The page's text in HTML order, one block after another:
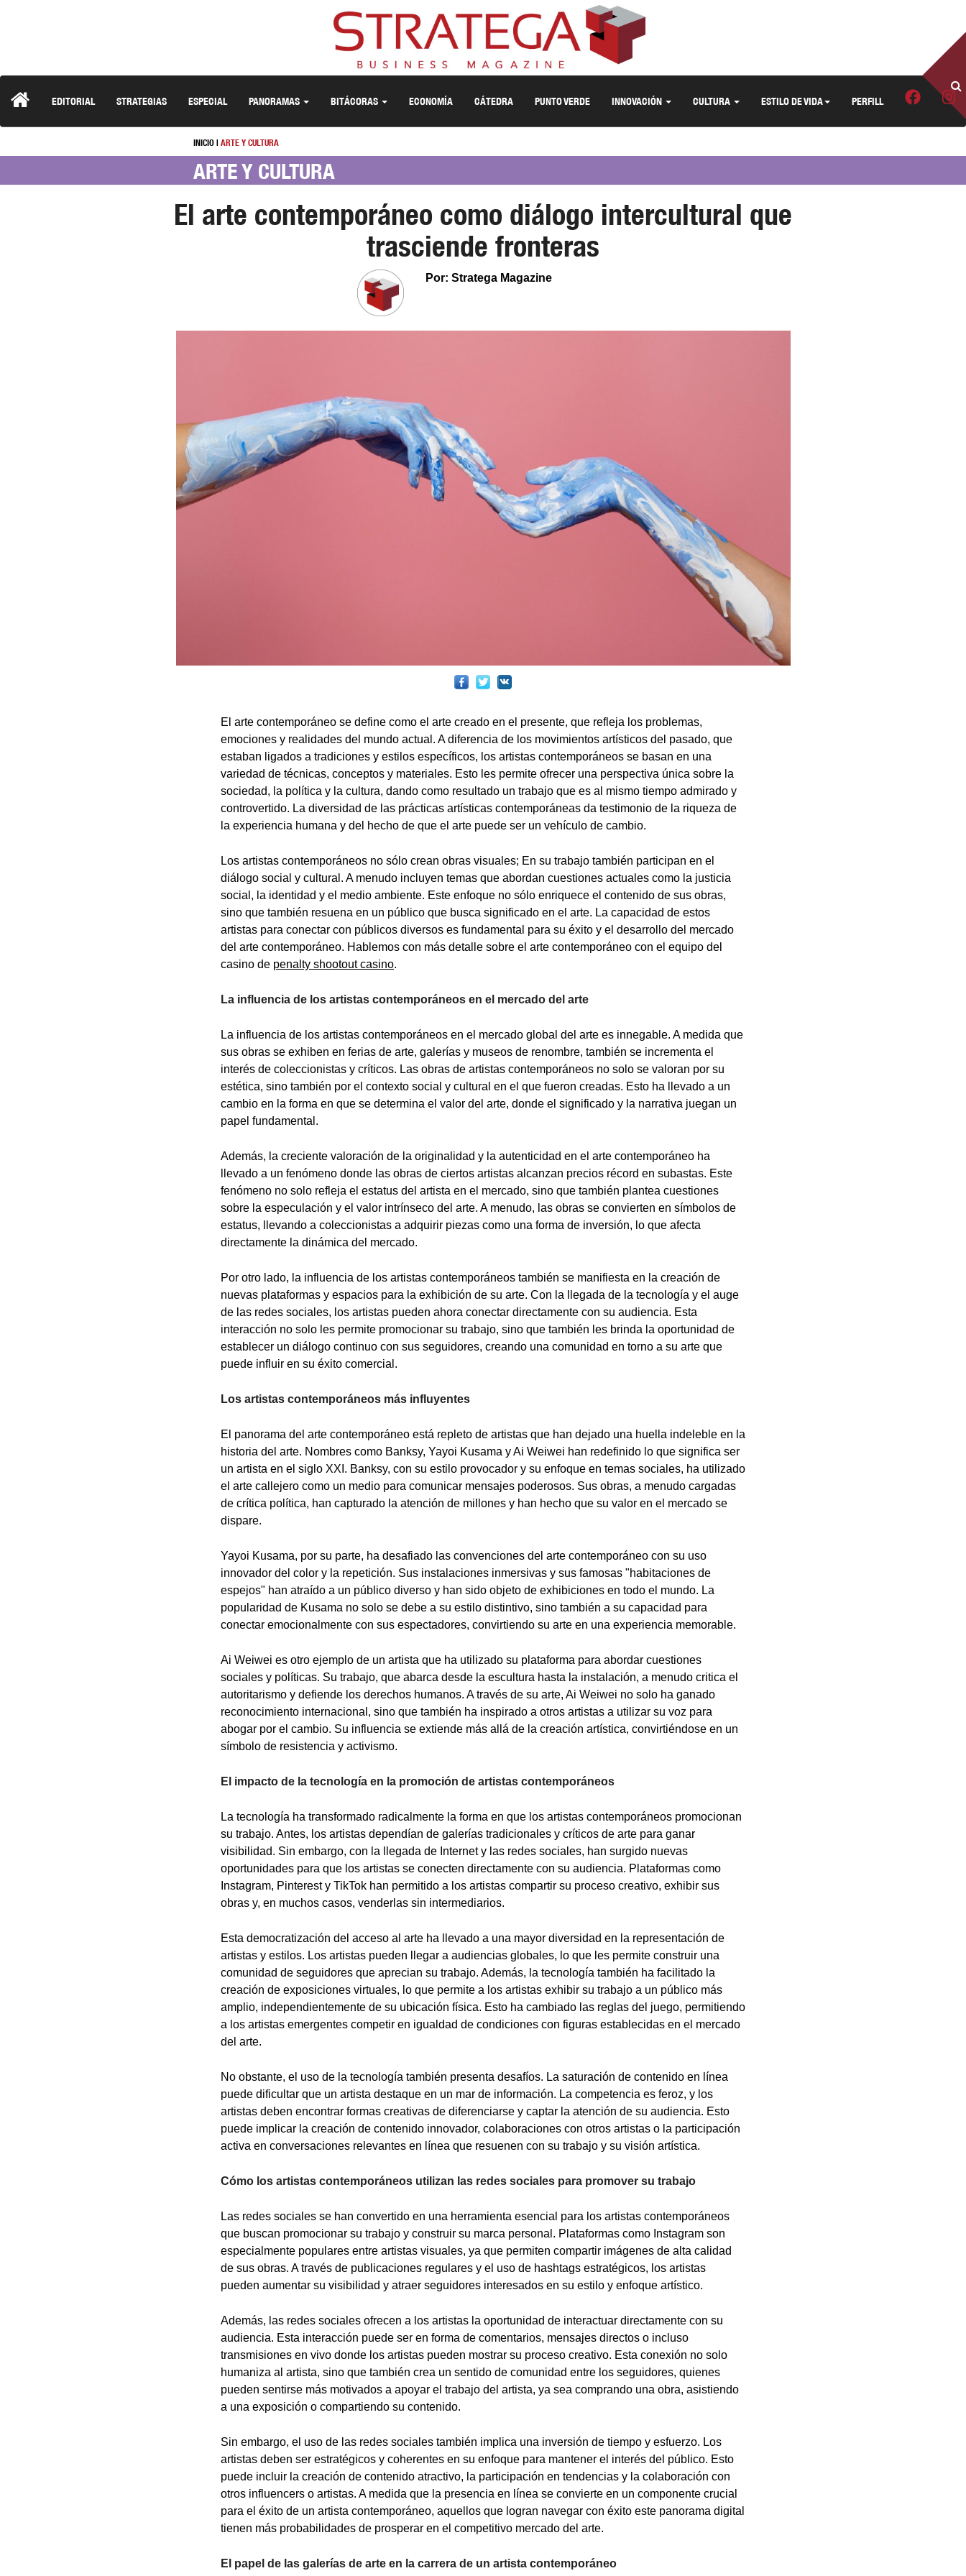
EDITORIAL STRATEGIAS ESPECIAL PANORAMAS BITÁCORAS ECONOMÍA CÁTEDRA PUNTO VERDE INNOVACIÓN CULTURA ESTILO DE VIDA PERFILL
INICIO| ARTE Y CULTURA
ARTE Y CULTURA
El arte contemporáneo como diálogo intercultural que
trasciende fronteras
Por: Stratega Magazine
El arte contemporáneo se define como el arte creado en el presente, que refleja los problemas,
emociones y realidades del mundo actual. A diferencia de los movimientos artísticos del pasado, que
estaban ligados a tradiciones y estilos específicos, los artistas contemporáneos se basan en una
variedad de técnicas, conceptos y materiales. Esto les permite ofrecer una perspectiva única sobre la
sociedad, la política y la cultura, dando como resultado un trabajo que es al mismo tiempo admirado y
controvertido. La diversidad de las prácticas artísticas contemporáneas da testimonio de la riqueza de
la experiencia humana y del hecho de que el arte puede ser un vehículo de cambio.
Los artistas contemporáneos no sólo crean obras visuales; En su trabajo también participan en el
diálogo social y cultural. A menudo incluyen temas que abordan cuestiones actuales como la justicia
social, la identidad y el medio ambiente. Este enfoque no sólo enriquece el contenido de sus obras,
sino que también resuena en un público que busca significado en el arte. La capacidad de estos
artistas para conectar con públicos diversos es fundamental para su éxito y el desarrollo del mercado
del arte contemporáneo. Hablemos con más detalle sobre el arte contemporáneo con el equipo del
casino de penalty shootout casino.
La influencia de los artistas contemporáneos en el mercado del arte
La influencia de los artistas contemporáneos en el mercado global del arte es innegable. A medida que
sus obras se exhiben en ferias de arte, galerías y museos de renombre, también se incrementa el
interés de coleccionistas y críticos. Las obras de artistas contemporáneos no solo se valoran por su
estética, sino también por el contexto social y cultural en el que fueron creadas. Esto ha llevado a un
cambio en la forma en que se determina el valor del arte, donde el significado y la narrativa juegan un
papel fundamental.
Además, la creciente valoración de la originalidad y la autenticidad en el arte contemporáneo ha
llevado a un fenómeno donde las obras de ciertos artistas alcanzan precios récord en subastas. Este
fenómeno no solo refleja el estatus del artista en el mercado, sino que también plantea cuestiones
sobre la especulación y el valor intrínseco del arte. A menudo, las obras se convierten en símbolos de
estatus, llevando a coleccionistas a adquirir piezas como una forma de inversión, lo que afecta
directamente la dinámica del mercado.
Por otro lado, la influencia de los artistas contemporáneos también se manifiesta en la creación de
nuevas plataformas y espacios para la exhibición de su arte. Con la llegada de la tecnología y el auge
de las redes sociales, los artistas pueden ahora conectar directamente con su audiencia. Esta
interacción no solo les permite promocionar su trabajo, sino que también les brinda la oportunidad de
establecer un diálogo continuo con sus seguidores, creando una comunidad en torno a su arte que
puede influir en su éxito comercial.
Los artistas contemporáneos más influyentes
El panorama del arte contemporáneo está repleto de artistas que han dejado una huella indeleble en la
historia del arte. Nombres como Banksy, Yayoi Kusama y Ai Weiwei han redefinido lo que significa ser
un artista en el siglo XXI. Banksy, con su estilo provocador y su enfoque en temas sociales, ha utilizado
el arte callejero como un medio para comunicar mensajes poderosos. Sus obras, a menudo cargadas
de crítica política, han capturado la atención de millones y han hecho que su valor en el mercado se
dispare.
Yayoi Kusama, por su parte, ha desafiado las convenciones del arte contemporáneo con su uso
innovador del color y la repetición. Sus instalaciones inmersivas y sus famosas "habitaciones de
espejos" han atraído a un público diverso y han sido objeto de exhibiciones en todo el mundo. La
popularidad de Kusama no solo se debe a su estilo distintivo, sino también a su capacidad para
conectar emocionalmente con sus espectadores, convirtiendo su arte en una experiencia memorable.
Ai Weiwei es otro ejemplo de un artista que ha utilizado su plataforma para abordar cuestiones
sociales y políticas. Su trabajo, que abarca desde la escultura hasta la instalación, a menudo critica el
autoritarismo y defiende los derechos humanos. A través de su arte, Ai Weiwei no solo ha ganado
reconocimiento internacional, sino que también ha inspirado a otros artistas a utilizar su voz para
abogar por el cambio. Su influencia se extiende más allá de la creación artística, convirtiéndose en un
símbolo de resistencia y activismo.
El impacto de la tecnología en la promoción de artistas contemporáneos
La tecnología ha transformado radicalmente la forma en que los artistas contemporáneos promocionan
su trabajo. Antes, los artistas dependían de galerías tradicionales y críticos de arte para ganar
visibilidad. Sin embargo, con la llegada de Internet y las redes sociales, han surgido nuevas
oportunidades para que los artistas se conecten directamente con su audiencia. Plataformas como
Instagram, Pinterest y TikTok han permitido a los artistas compartir su proceso creativo, exhibir sus
obras y, en muchos casos, venderlas sin intermediarios.
Esta democratización del acceso al arte ha llevado a una mayor diversidad en la representación de
artistas y estilos. Los artistas pueden llegar a audiencias globales, lo que les permite construir una
comunidad de seguidores que aprecian su trabajo. Además, la tecnología también ha facilitado la
creación de exposiciones virtuales, lo que permite a los artistas exhibir su trabajo a un público más
amplio, independientemente de su ubicación física. Esto ha cambiado las reglas del juego, permitiendo
a los artistas emergentes competir en igualdad de condiciones con figuras establecidas en el mercado
del arte.
No obstante, el uso de la tecnología también presenta desafíos. La saturación de contenido en línea
puede dificultar que un artista destaque en un mar de información. La competencia es feroz, y los
artistas deben encontrar formas creativas de diferenciarse y captar la atención de su audiencia. Esto
puede implicar la creación de contenido innovador, colaboraciones con otros artistas o la participación
activa en conversaciones relevantes en línea que resuenen con su trabajo y su visión artística.
Cómo los artistas contemporáneos utilizan las redes sociales para promover su trabajo
Las redes sociales se han convertido en una herramienta esencial para los artistas contemporáneos
que buscan promocionar su trabajo y construir su marca personal. Plataformas como Instagram son
especialmente populares entre artistas visuales, ya que permiten compartir imágenes de alta calidad
de sus obras. A través de publicaciones regulares y el uso de hashtags estratégicos, los artistas
pueden aumentar su visibilidad y atraer seguidores interesados en su estilo y enfoque artístico.
Además, las redes sociales ofrecen a los artistas la oportunidad de interactuar directamente con su
audiencia. Esta interacción puede ser en forma de comentarios, mensajes directos o incluso
transmisiones en vivo donde los artistas pueden mostrar su proceso creativo. Esta conexión no solo
humaniza al artista, sino que también crea un sentido de comunidad entre los seguidores, quienes
pueden sentirse más motivados a apoyar el trabajo del artista, ya sea comprando una obra, asistiendo
a una exposición o compartiendo su contenido.
Sin embargo, el uso de las redes sociales también implica una inversión de tiempo y esfuerzo. Los
artistas deben ser estratégicos y coherentes en su enfoque para mantener el interés del público. Esto
puede incluir la creación de contenido atractivo, la participación en tendencias y la colaboración con
otros influencers o artistas. A medida que la presencia en línea se convierte en un componente crucial
para el éxito de un artista contemporáneo, aquellos que logran navegar con éxito este panorama digital
tienen más probabilidades de prosperar en el competitivo mercado del arte.
El papel de las galerías de arte en la carrera de un artista contemporáneo